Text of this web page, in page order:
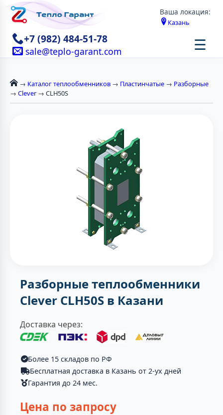
Ваша локация:
Казань
+7 (982) 484-51-78
sale@teplo-garant.com ☰
→ Каталог теплообменников → Пластинчатые → Разборные
→ Clever → CLH50S
Разборные теплообменники
Clever CLH50S в Казани
Доставка через:
Более 15 складов по РФ
Бесплатная доставка в Казань от 2-ух дней
Гарантия до 24 мес.
Цена по запросу